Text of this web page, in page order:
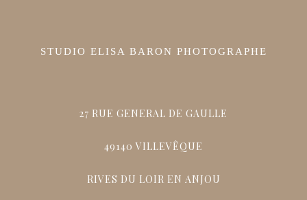
STUDIO ELISA BARON PHOTOGRAPHE
27 RUE GENERAL DE GAULLE
49140 VILLEVÊQUE
RIVES DU LOIR EN ANJOU